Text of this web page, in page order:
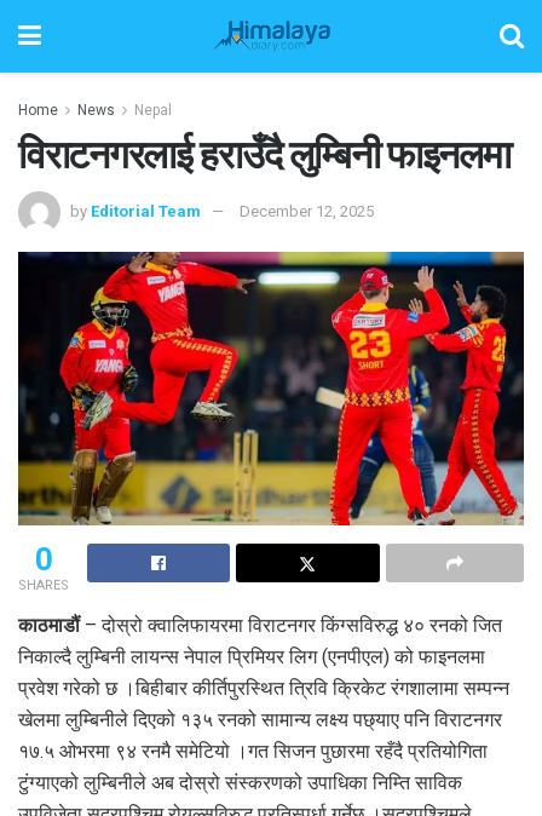
Home News Nepal
विराटनगरलाई हराउँदै लुम्बिनी फाइनलमा
by Editorial Team December 12, 2025
0
SHARES
काठमाडौं– दोस्रो क्वालिफायरमा विराटनगर किंग्सविरुद्ध ४० रनको जित
निकाल्दै लुम्बिनी लायन्स नेपाल प्रिमियर लिग (एनपीएल) को फाइनलमा
प्रवेश गरेको छ ।बिहीबार कीर्तिपुरस्थित त्रिवि क्रिकेट रंगशालामा सम्पन्न
खेलमा लुम्बिनीले दिएको १३५ रनको सामान्य लक्ष्य पछ्याए पनि विराटनगर
१७.५ ओभरमा ९४ रनमै समेटियो ।गत सिजन पुछारमा रहँदै प्रतियोगिता
टुंग्याएको लुम्बिनीले अब दोस्रो संस्करणको उपाधिका निम्ति साविक